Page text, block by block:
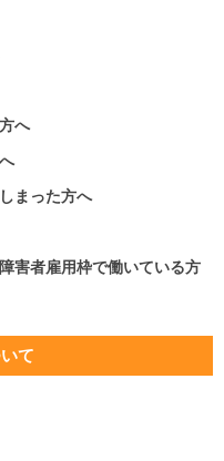
へ
まった方へ
害者雇用枠で働いている方
て